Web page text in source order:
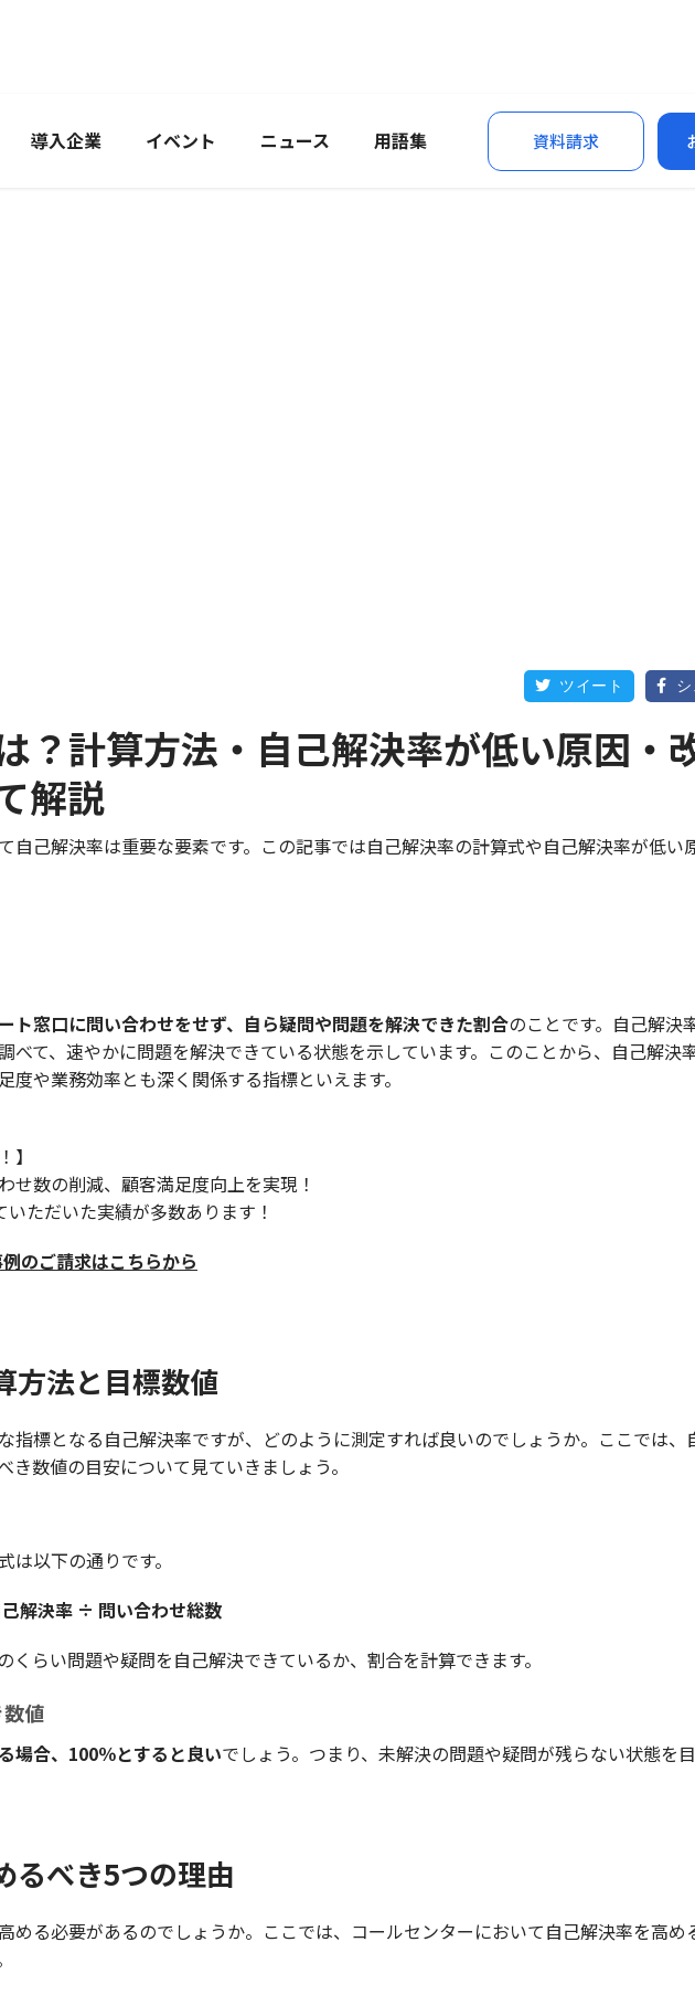
導入企業 イベント ニュース 用語集 資料請求
 ツイート 
？計算方法・自己解決率が低い原因・
解説
自己解決率は重要な要素です。この記事では自己解決率の計算式や自己解決率が低い
ト窓口に問い合わせをせず、自ら疑問や問題を解決できた割合のことです。自己解決
べて、速やかに問題を解決できている状態を示しています。このことから、自己解決
度や業務効率とも深く関係する指標といえます。
】
せ数の削減、顧客満足度向上を実現！
ただいた実績が多数あります！
のご請求はこちらから
方法と目標数値
指標となる自己解決率ですが、どのように測定すれば良いのでしょうか。ここでは、
数値の目安について見ていきましょう。
以下の通りです。
解決率 ÷ 問い合わせ総数
くらい問題や疑問を自己解決できているか、割合を計算できます。
値
場合、100％とすると良いでしょう。つまり、未解決の問題や疑問が残らない状態を
るべき5つの理由
める必要があるのでしょうか。ここでは、コールセンターにおいて自己解決率を高め